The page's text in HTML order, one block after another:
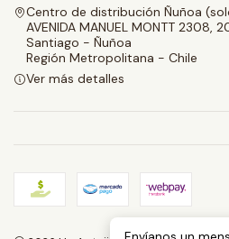
Centro de distribución Ñuñoa
AVENIDA MANUEL MONTT 2308,
Santiago - Ñuñoa
Región Metropolitana - Chile
Ver más detalles